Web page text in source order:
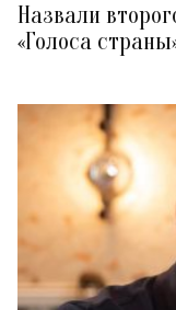
Назвали
«Голоса